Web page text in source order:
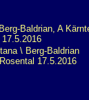
\ Berg-Baldrian
17.5.2016